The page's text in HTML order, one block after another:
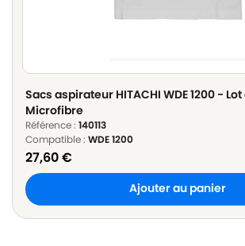
Sacs aspirateur HITACHI WDE 1200 -
Microfibre
Référence : 140113
Compatible : WDE 1200
27,60€
Ajouter au panier